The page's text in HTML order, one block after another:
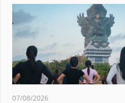
07/08/2026